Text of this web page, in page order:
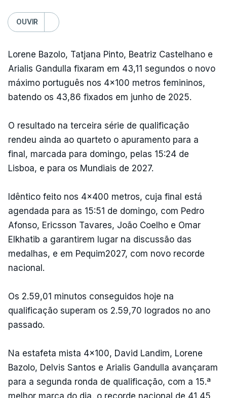
OUVIR
Lorene Bazolo, Tatjana Pinto, Beatriz Castelhano e
Arialis Gandulla fixaram em 43,11 segundos o novo
máximo português nos 4x100 metros femininos,
batendo os 43,86 fixados em junho de 2025.
O resultado na terceira série de qualificação
rendeu ainda ao quarteto o apuramento para a
final, marcada para domingo, pelas 15:24 de
Lisboa, e para os Mundiais de 2027.
Idêntico feito nos 4x400 metros, cuja final está
agendada para as 15:51 de domingo, com Pedro
Afonso, Ericsson Tavares, João Coelho e Omar
Elkhatib a garantirem lugar na discussão das
medalhas, e em Pequim2027, com novo recorde
nacional.
Os 2.59,01 minutos conseguidos hoje na
qualificação superam os 2.59,70 logrados no ano
passado.
Na estafeta mista 4x100, David Landim, Lorene
Bazolo, Delvis Santos e Arialis Gandulla avançaram
para a segunda ronda de qualificação, com a 15.ª
melhor marca do dia, o recorde nacional de 41,45